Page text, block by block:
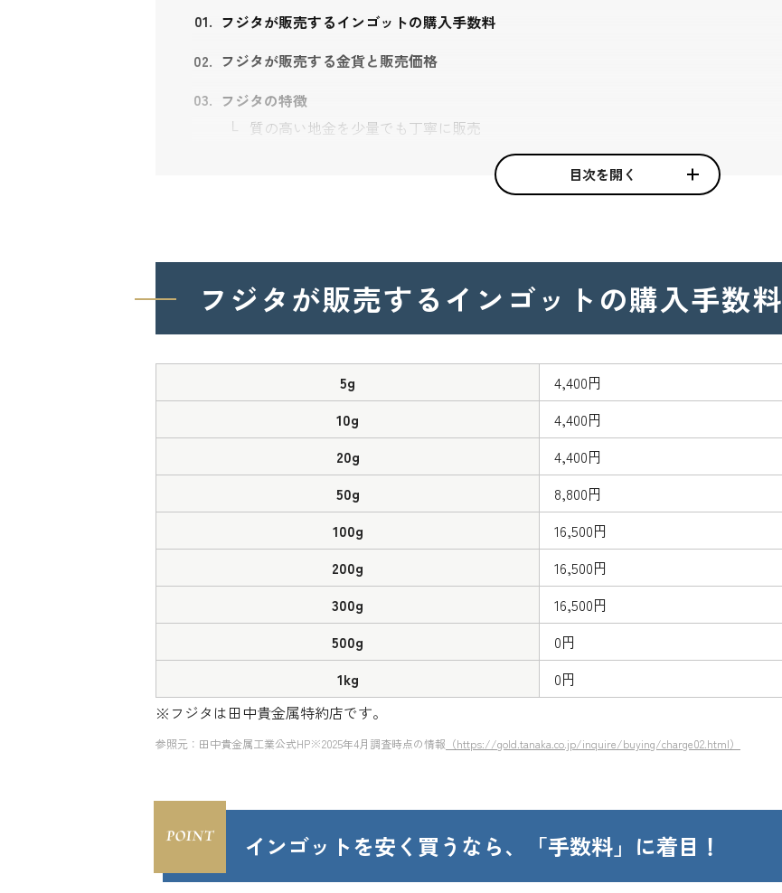
フジタが販売するインゴットの購入手数料
フジタが販売する金貨と販売価格
フジタの特徴
質の高い地金を少量でも丁寧に販売
目次を開く
フジタが販売するインゴットの購入手数料
5g
4,400円
10g
4,400円
20g
4,400円
50g
8,800円
100g
16,500円
200g
16,500円
300g
16,500円
500g
0円
1kg
0円
※フジタは田中貴金属特約店です。
参照元：田中貴金属工業公式HP※2025年4月調査時点の情報 （https://gold.tanaka.co.jp/inquire/buying/charge02.html）
インゴットを安く買うなら、 「手数料」に着目！